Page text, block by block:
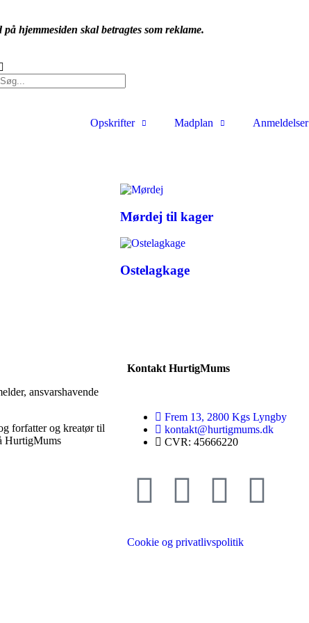
hjemmesiden skal betragtes som reklame.
Opskrifter
Madplan Anmeldelser
Mørdej til kager
Ostelagkage
ansvarshavende
forfatter og kreatør til
HurtigMums
Kontakt HurtigMums
Frem 13, 2800 Kgs Lyngby
kontakt@hurtigmums.dk
CVR: 45666220
Cookie og privatlivspolitik